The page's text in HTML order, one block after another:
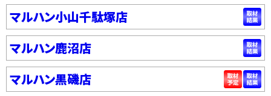
マルハン小山千駄塚店
マルハン鹿沼店
マルハン黒磯店